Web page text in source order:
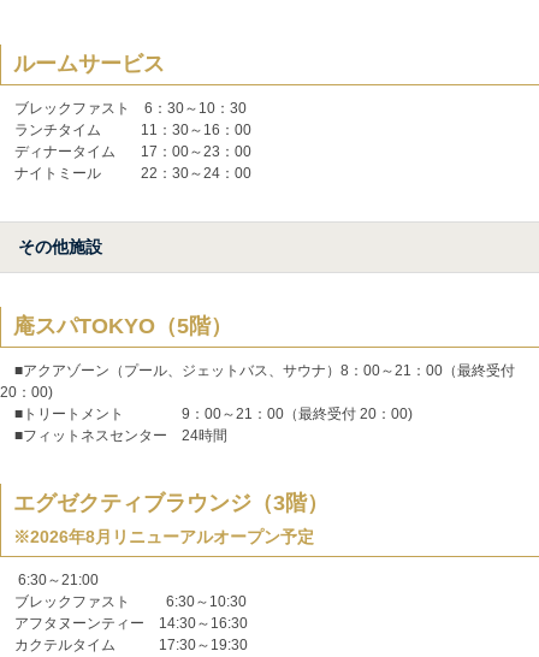
ルームサービス
ブレックファスト 6：30～10：30
ランチタイム 11：30～16：00
ディナータイム 17：00～23：00
ナイトミール 22：30～24：00
その他施設
庵スパTOKYO（5階）
■アクアゾーン（プール、ジェットバス、サウナ）8：00～21：00（最終受付
20：00)
■トリートメント 9：00～21：00（最終受付 20：00)
■フィットネスセンター 24時間
エグゼクティブラウンジ（3階）
※2026年8月リニューアルオープン予定
6:30～21:00
ブレックファスト 6:30～10:30
アフタヌーンティー 14:30～16:30
カクテルタイム 17:30～19:30